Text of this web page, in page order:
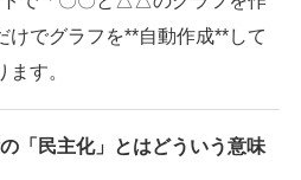
けでグラフを**自動作成**して
す。
「民主化」とはどういう意味